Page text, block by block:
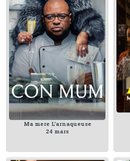
Ma mere L'arnaqueuse
24 mars